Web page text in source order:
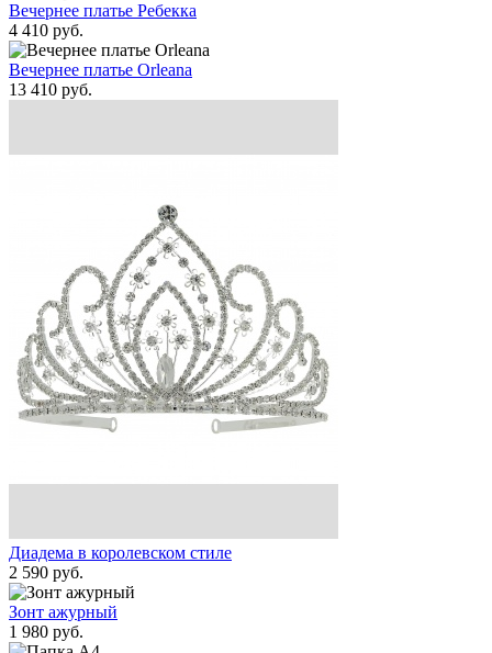
Вечернее платье Ребекка
4 410 руб.
Вечернее платье Orleana
13 410 руб.
Диадема в королевском стиле
2 590 руб.
Зонт ажурный
1 980 руб.